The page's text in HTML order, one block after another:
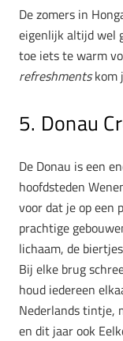
De zomers in
eigenlijk altijd wel
toe iets te warm
refreshmentskom
5. Donau
De Donau is een
hoofdsteden
voor dat je op een
prachtige
lichaam, de
Bij elke brug
houd iedereen
Nederlands tintje,
en dit jaar ook